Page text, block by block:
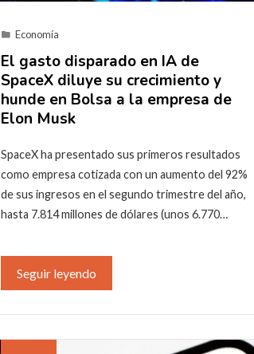
Economía
El gasto disparado en IA de
SpaceX diluye su crecimiento y
hunde en Bolsa a la empresa de
Elon Musk
SpaceX ha presentado sus primeros resultados
como empresa cotizada con un aumento del 92%
de sus ingresos en el segundo trimestre del año,
hasta 7.814 millones de dólares (unos 6.770…
Seguir leyendo